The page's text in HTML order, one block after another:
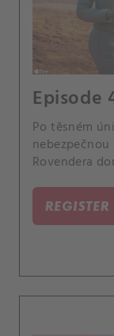
Episode
Po těsném
Rovendera